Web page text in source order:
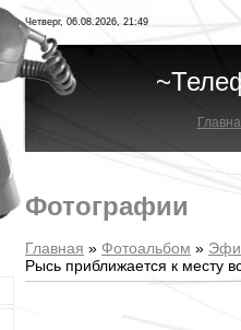
Четверг, 06.08.2026, 21:49
Фотографии
Главная » Фотоальбом »
Рысь приближается к месту